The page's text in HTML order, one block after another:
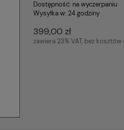
Dostępność: na wyczerpaniu
Wysyłka w: 24 godziny
399,00 zł
zawiera 23% VAT, bez